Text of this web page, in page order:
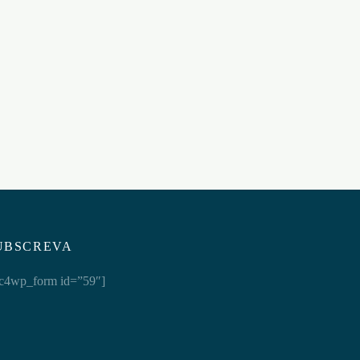
id=”59″]